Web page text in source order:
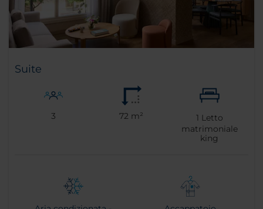
Suite
3 72 m² 1 Letto
matrimoniale
king